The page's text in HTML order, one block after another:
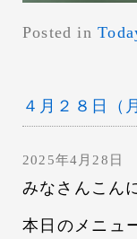
Posted in
４月２８日（
2025年4月28日
みなさんこん
本日のメニュ